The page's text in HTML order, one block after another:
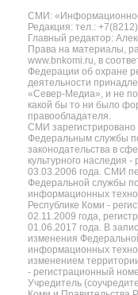
СМИ:
Редакция: тел.:
Главный редактор:
Права на материалы,
www.bnkomi.ru, в
Федерации об охране
деятельности
«Север-Медиа», и не
какой бы то ни было
правообладателя.
СМИ
Федеральным службы
законодательства в
культурного наследия
03.03.2006 года. СМИ
Федеральной службы
информационных
Республике Коми -
02.11.2009 года,
01.06.2017 года. В
изменения
информационных
изменением
- регистрационный
Учредитель